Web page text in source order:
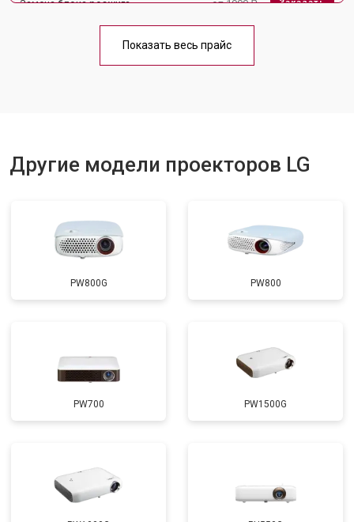
Замена блока розжига от 1900 ₽ Заказать
Показать весь прайс
Другие модели проекторов LG
PW800G PW800
PW700 PW1500G